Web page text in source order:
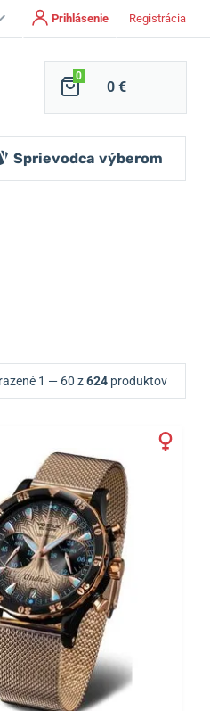
Prihlásenie Registrácia
0
0 €
Sprievodca výberom
1 — 60 z624 produktov